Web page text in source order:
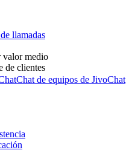
llamadas
valor medio
de clientes
Chat de equipos de JivoChat